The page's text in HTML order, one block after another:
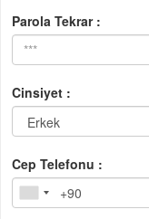
Parola Tekrar :
Cinsiyet :
Cep Telefonu :